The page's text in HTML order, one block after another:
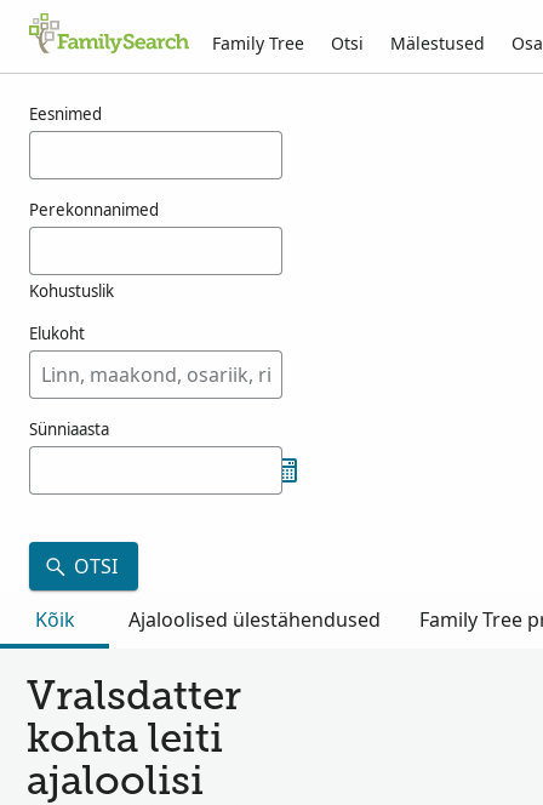
Family Tree Otsi Mälestused
Eesnimed
Perekonnanimed
Kohustuslik
Elukoht
Sünniaasta
OTSI
Kõik
Ajaloolised ülestähendused Family Tree
Vralsdatter
kohta leiti
ajaloolisi